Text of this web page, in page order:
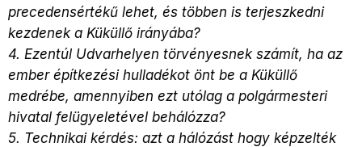
precedensértékű lehet, és többen is terjeszkedni
kezdenek a Küküllő irányába?
4. Ezentúl Udvarhelyen törvényesnek számít, ha az
ember építkezési hulladékot önt be a Küküllő
medrébe, amennyiben ezt utólag a polgármesteri
hivatal felügyeletével behálózza?
5. Technikai kérdés: azt a hálózást hogy képzelték